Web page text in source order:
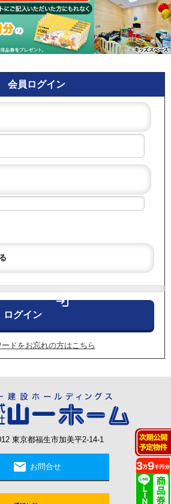
会員ログイン
login
ドをお忘れの方はこちら
東京都福生市加美平2-14-1
mail お問合せ